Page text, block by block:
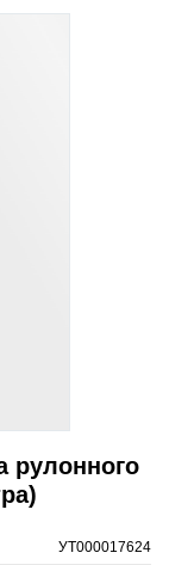
рулонного
УТ000017624